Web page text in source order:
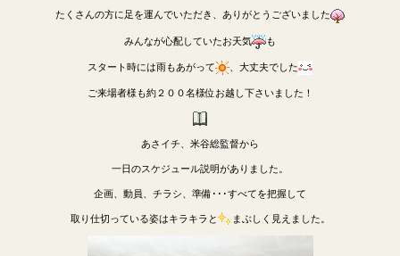
たくさんの方に足を運んでいただき、ありがとうございました
みんなが心配していたお天気
も
スタート時には雨もあがって
、大丈夫でした
ご来場者様も約２００名様位お越し下さいました！
あさイチ、米谷総監督から
一日のスケジュール説明がありました。
企画、動員、チラシ、準備･･･すべてを把握して
取り仕切っている姿はキラキラと
まぶしく見えました。